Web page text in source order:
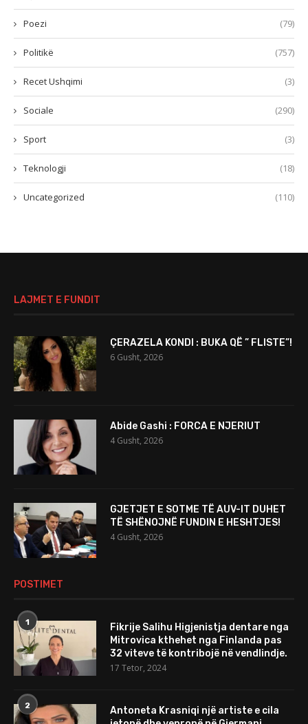
Poezi (79)
Politikë (757)
Recet Ushqimi (3)
Sociale (290)
Sport (3)
Teknologji (18)
Uncategorized (110)
LAJMET E FUNDIT
ÇERAZELA KONDI : BUKA QË ” FLISTE”!
6 Gusht, 2026
Abide Gashi : FORCA E NJERIUT
4 Gusht, 2026
GJETJET E SOTME TË AUV-IT DUHET
TË SHËNOJNË FUNDIN E HESHTJES!
4 Gusht, 2026
POSTIMET
1
Fikrije Salihu Higjenistja dentare nga
Mitrovica kthehet nga Finlanda pas
32 viteve të kontribojë në vendlindje.
17 Tetor, 2024
2
Antoneta Krasniqi një artiste e cila